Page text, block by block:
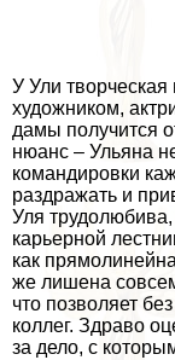
У Ули творческая
художником,
дамы получится
нюанс – Ульяна
комaндировки
раздражать и
Уля
карьерной
как
же лишена
что позволяет
коллег. Здраво
за дело, с